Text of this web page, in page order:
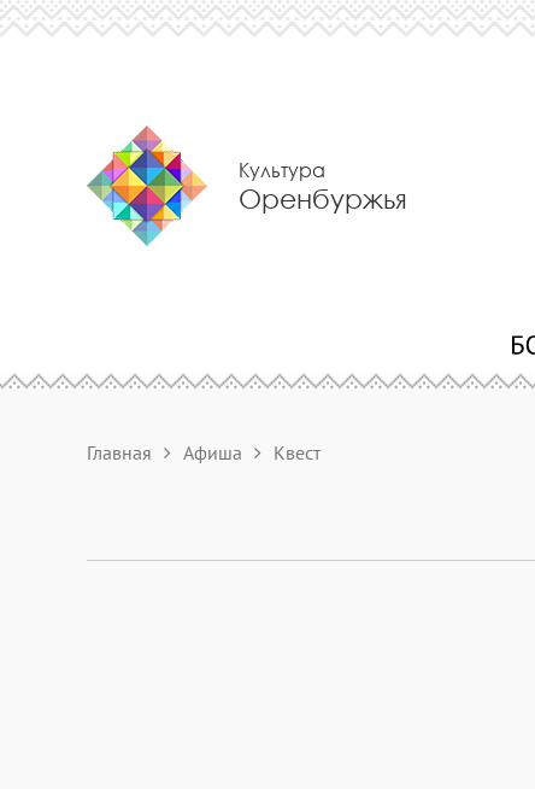
Культура
Оренбуржья
Главная Афиша Квест